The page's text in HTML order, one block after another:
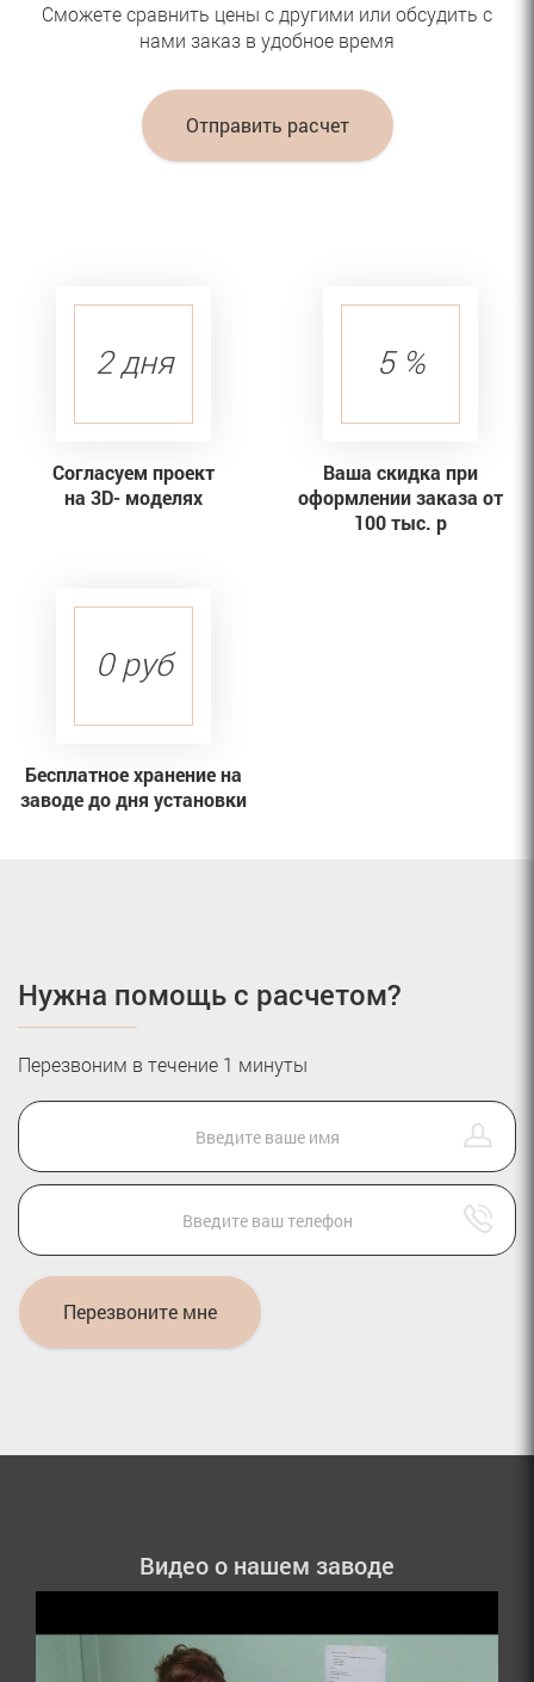
Сможете сравнить цены с другими или обсудить с
нами заказ в удобное время
Отправить расчет
2 дня
Согласуем проект
на 3D- моделях
5 %
Ваша скидка при
оформлении заказа от
100 тыс. р
0 руб
Бесплатное хранение на
заводе до дня установки
Нужна помощь с расчетом?
Перезвоним в течение 1 минуты
Перезвоните мне
Видео о нашем заводе